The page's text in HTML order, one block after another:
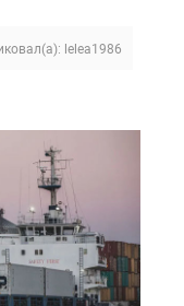
lelea1986